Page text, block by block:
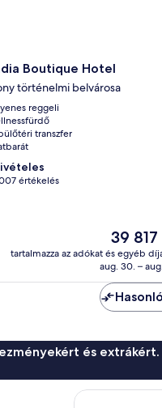
Boutique Hotel
történelmi belvárosa
reggeli
transzfer
értékelés
Az
ár
39 817 Ft
39 817
tartalmazza az adókat és egyéb
aug. 30. –
és